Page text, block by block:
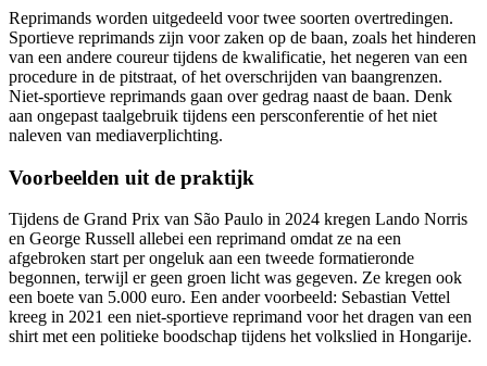
Reprimands worden uitgedeeld voor twee soorten overtredingen.
Sportieve reprimands zijn voor zaken op de baan, zoals het hinderen
van een andere coureur tijdens de kwalificatie, het negeren van een
procedure in de pitstraat, of het overschrijden van baangrenzen.
Niet-sportieve reprimands gaan over gedrag naast de baan. Denk
aan ongepast taalgebruik tijdens een persconferentie of het niet
naleven van mediaverplichting.
Voorbeelden uit de praktijk
Tijdens de Grand Prix van São Paulo in 2024 kregen Lando Norris
en George Russell allebei een reprimand omdat ze na een
afgebroken start per ongeluk aan een tweede formatieronde
begonnen, terwijl er geen groen licht was gegeven. Ze kregen ook
een boete van 5.000 euro. Een ander voorbeeld: Sebastian Vettel
kreeg in 2021 een niet-sportieve reprimand voor het dragen van een
shirt met een politieke boodschap tijdens het volkslied in Hongarije.